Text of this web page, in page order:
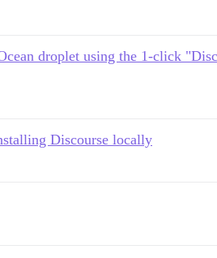
droplet using the 1-click
Discourse locally